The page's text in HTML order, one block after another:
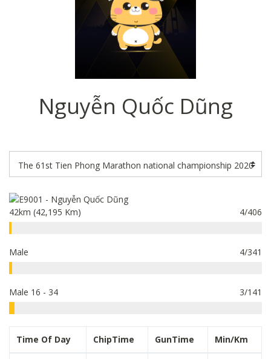
Nguyễn Quốc Dũng
42km (42,195 Km) 4/406
Male 4/341
Male 16 - 34 3/141
Time Of Day ChipTime GunTime Min/Km